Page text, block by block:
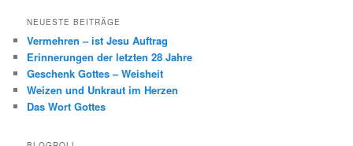
NEUESTE BEITRÄGE
Vermehren – ist Jesu Auftrag
Erinnerungen der letzten 28 Jahre
Geschenk Gottes – Weisheit
Weizen und Unkraut im Herzen
Das Wort Gottes